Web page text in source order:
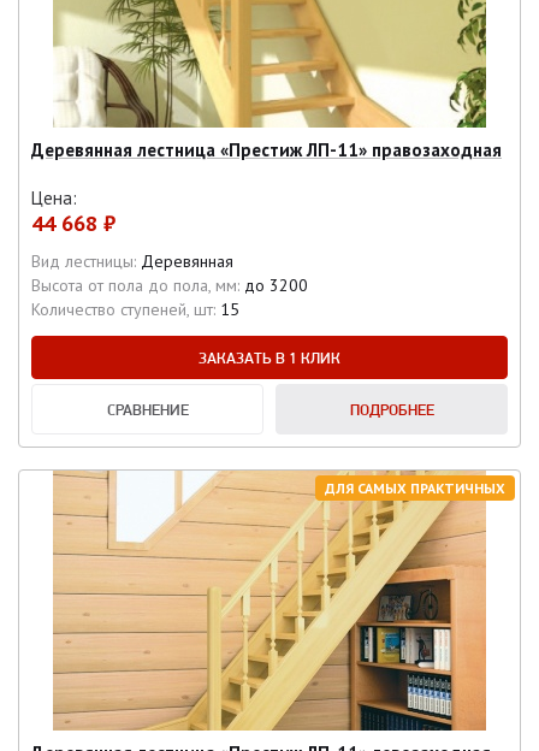
Деревянная лестница «Престиж ЛП-11» правозаходная
Цена:
44 668 ₽
Вид лестницы: Деревянная
Высота от пола до пола, мм: до 3200
Количество ступеней, шт: 15
ЗАКАЗАТЬ В 1 КЛИК
СРАВНЕНИЕ ПОДРОБНЕЕ
ДЛЯ САМЫХ ПРАКТИЧНЫХ